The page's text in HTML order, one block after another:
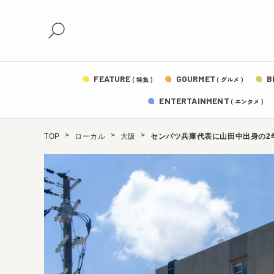
FEATURE ( 特集 ) GOURMET ( グルメ )
ENTERTAINMENT ( エンタメ )
TOP ローカル 大阪 センバツ兵庫代表に山田中出身の2